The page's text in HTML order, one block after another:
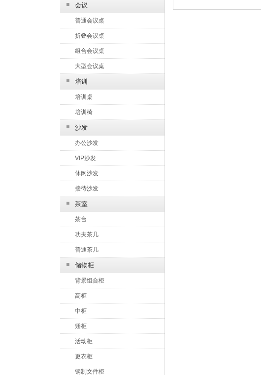
■ 会议
普通会议桌
折叠会议桌
组合会议桌
大型会议桌
■ 培训
培训桌
培训椅
■ 沙发
办公沙发
VIP沙发
休闲沙发
接待沙发
■ 茶室
茶台
功夫茶几
普通茶几
■ 储物柜
背景组合柜
高柜
中柜
矮柜
活动柜
更衣柜
钢制文件柜